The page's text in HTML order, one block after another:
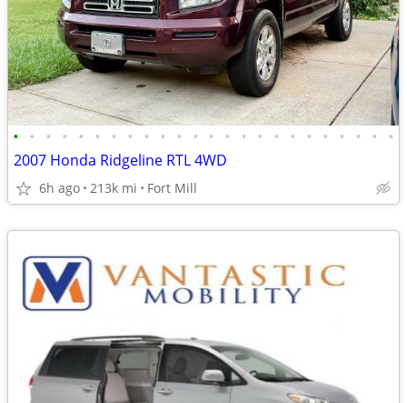
• • • • • • • • • • • • • • • • • • • • • • • •
2007 Honda Ridgeline RTL 4WD
6h ago 213k mi Fort Mill